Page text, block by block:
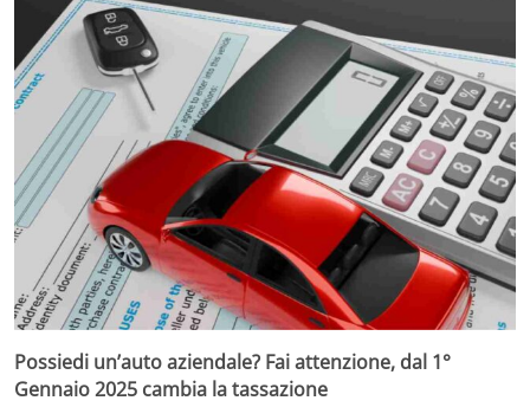
Possiedi un’auto aziendale? Fai attenzione, dal 1°
Gennaio 2025 cambia la tassazione